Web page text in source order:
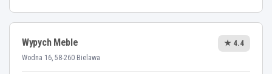
Wypych Meble
Wodna 16, 58-260 Bielawa
★ 4.4